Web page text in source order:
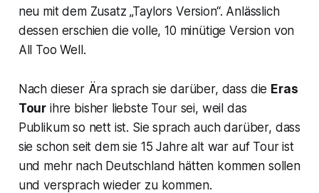
neu mit dem Zusatz „Taylors Version“. Anlässlich
dessen erschien die volle, 10 minütige Version von
All Too Well.
Nach dieser Ära sprach sie darüber, dass die Eras
Tour ihre bisher liebste Tour sei, weil das
Publikum so nett ist. Sie sprach auch darüber, dass
sie schon seit dem sie 15 Jahre alt war auf Tour ist
und mehr nach Deutschland hätten kommen sollen
und versprach wieder zu kommen.